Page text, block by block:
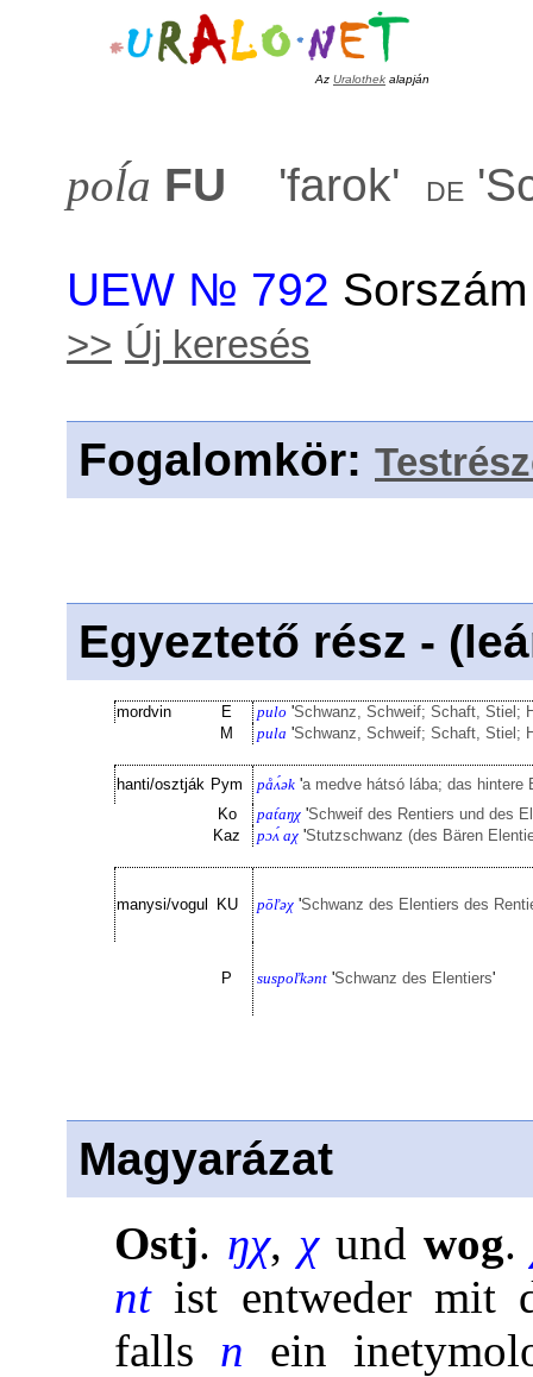
Az Uralothek alapján
poĺa FU 'farok' de '
UEW № 792
>> Új keresés
Fogalomkör:
Egyeztető rész -
mordvin E pulo 'Schwanz, Schweif; Schaft, Stiel;
M
pula 'Schwanz, Schweif; Schaft, Stiel;
hanti/osztják Pym påʌ́ək 'a medve hátsó lába; das hintere
Ko
pat́aŋχ 'Schweif des Rentiers und des
Kaz
pɔʌ́ aχ 'Stutzschwanz (des Bären
manysi/vogul KU pōľəχ 'Schwanz des Elentiers des
P suspoľkənt 'Schwanz des Elentiers'
Magyarázat
Ostj. ŋχ, χund wog.
ntist entweder mit
falls n ein